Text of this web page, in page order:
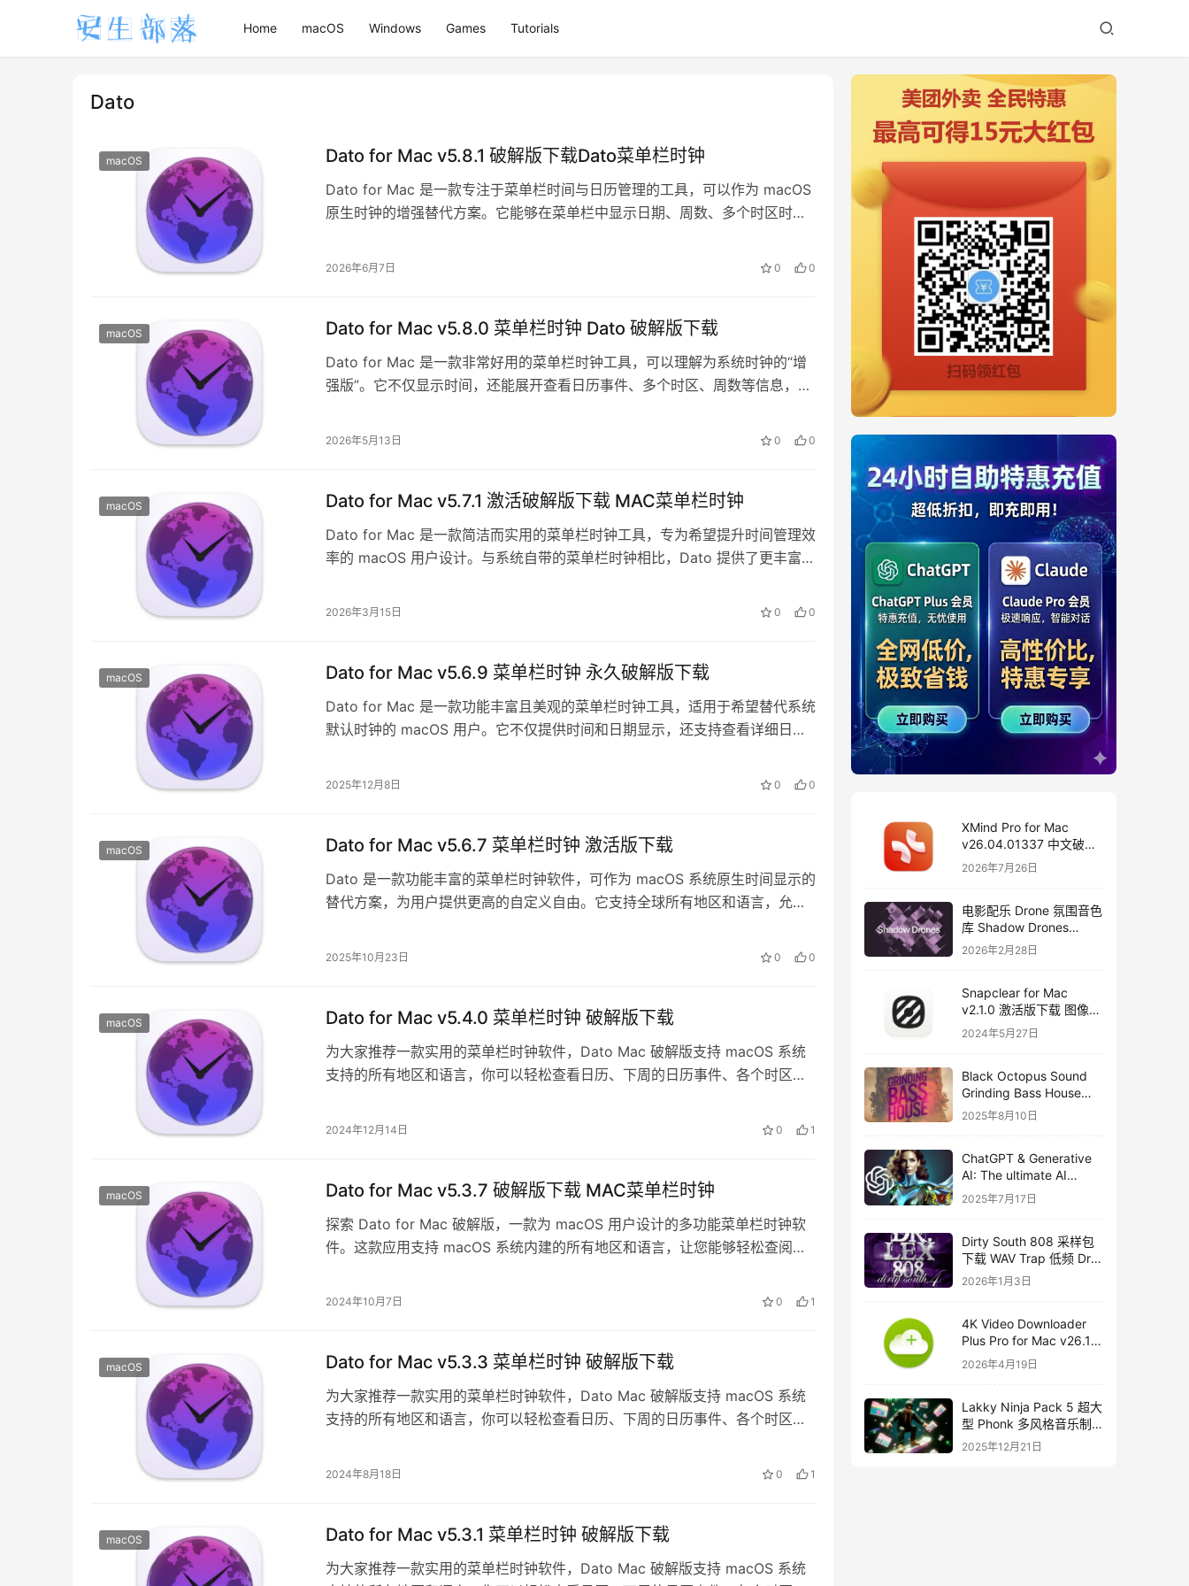
Home macOS Windows Games Tutorials
Dato
macOS Dato for Mac v5.8.1 破解版下载Dato菜单栏时钟
Dato for Mac 是一款专注于菜单栏时间与日历管理的工具，可以作为 macOS
原生时钟的增强替代方案。它能够在菜单栏中显示日期、周数、多个时区时间
2026年6月7日 0 0
macOS Dato for Mac v5.8.0 菜单栏时钟 Dato 破解版下载
Dato for Mac 是一款非常好用的菜单栏时钟工具，可以理解为系统时钟的“增
强版”。它不仅显示时间，还能展开查看日历事件、多个时区、周数等信息，对
2026年5月13日 0 0
macOS Dato for Mac v5.7.1 激活破解版下载 MAC菜单栏时钟
Dato for Mac 是一款简洁而实用的菜单栏时钟工具，专为希望提升时间管理效
率的 macOS 用户设计。与系统自带的菜单栏时钟相比，Dato 提供了更丰富的
2026年3月15日 0 0
macOS Dato for Mac v5.6.9 菜单栏时钟 永久破解版下载
Dato for Mac 是一款功能丰富且美观的菜单栏时钟工具，适用于希望替代系统
默认时钟的 macOS 用户。它不仅提供时间和日期显示，还支持查看详细日
2025年12月8日 0 0
macOS Dato for Mac v5.6.7 菜单栏时钟 激活版下载
Dato 是一款功能丰富的菜单栏时钟软件，可作为 macOS 系统原生时间显示的
替代方案，为用户提供更高的自定义自由。它支持全球所有地区和语言，允许
2025年10月23日 0 0
macOS Dato for Mac v5.4.0 菜单栏时钟 破解版下载
为大家推荐一款实用的菜单栏时钟软件，Dato Mac 破解版支持 macOS 系统
支持的所有地区和语言，你可以轻松查看日历、下周的日历事件、各个时区的
2024年12月14日 0 1
macOS Dato for Mac v5.3.7 破解版下载 MAC菜单栏时钟
探索 Dato for Mac 破解版，一款为 macOS 用户设计的多功能菜单栏时钟软
件。这款应用支持 macOS 系统内建的所有地区和语言，让您能够轻松查阅日
2024年10月7日 0 1
macOS Dato for Mac v5.3.3 菜单栏时钟 破解版下载
为大家推荐一款实用的菜单栏时钟软件，Dato Mac 破解版支持 macOS 系统
支持的所有地区和语言，你可以轻松查看日历、下周的日历事件、各个时区的
2024年8月18日 0 1
macOS Dato for Mac v5.3.1 菜单栏时钟 破解版下载
为大家推荐一款实用的菜单栏时钟软件，Dato Mac 破解版支持 macOS 系统
XMind Pro for Mac
v26.04.01337 中文破解
版下载 思维导图软件
2026年7月26日
电影配乐 Drone 氛围音色
库 Shadow Drones
Kontakt 采样库下载
2026年2月28日
Snapclear for Mac
v2.1.0 激活版下载 图像背
景删除软件
2024年5月27日
Black Octopus Sound
Grinding Bass House
WAV XFER RECORDS
2025年8月10日
ChatGPT & Generative
AI: The ultimate AI
course
2025年7月17日
Dirty South 808 采样包
下载 WAV Trap 低频 Dr
Lex 808 音色合集
2026年1月3日
4K Video Downloader
Plus Pro for Mac v26.1
中文破解版下载
2026年4月19日
Lakky Ninja Pack 5 超大
型 Phonk 多风格音乐制
作音源套装
2025年12月21日